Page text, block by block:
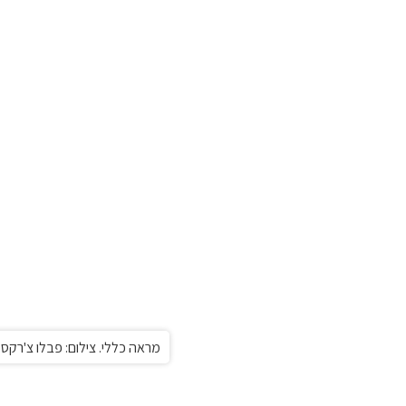
מראה כללי. צילום: פבלו